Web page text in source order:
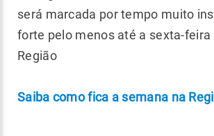
será marcada por tempo muito
forte pelo menos até a sexta-feira
Região
Saiba como fica a semana na